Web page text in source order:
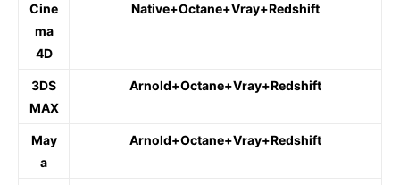
Cine
ma
4D
Native+Octane+Vray+Redshift
3DS
MAX
Arnold+Octane+Vray+Redshift
May
a
Arnold+Octane+Vray+Redshift